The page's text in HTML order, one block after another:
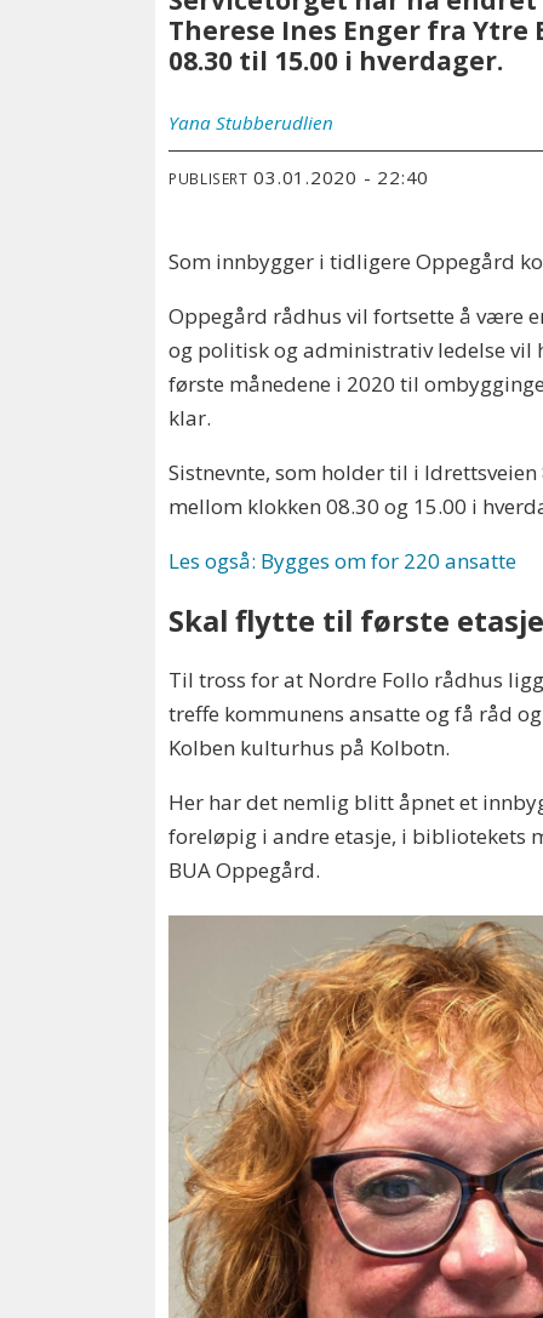
Therese Ines Enger fra
08.30 til 15.00 i hverdager.
Yana Stubberudlien
PUBLISERT 03.01.2020 - 22:40
Som innbygger i tidligere Oppegård
Oppegård rådhus vil fortsette å være
og politisk og administrativ ledelse vil
første månedene i 2020 til
klar.
Sistnevnte, som holder til i
mellom klokken 08.30 og 15.00 i
Les også: Bygges om for 220 ansatte
Skal flytte til første
Til tross for at Nordre Follo rådhus
treffe kommunens ansatte og få råd
Kolben kulturhus på Kolbotn.
Her har det nemlig blitt åpnet et
foreløpig i andre etasje, i bibliotekets
BUA Oppegård.